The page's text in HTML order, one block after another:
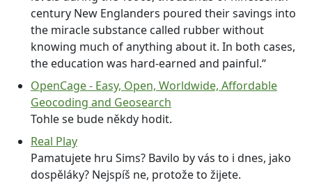
century New Englanders poured their savings into
the miracle substance called rubber without
knowing much of anything about it. In both cases,
the education was hard-earned and painful.“
OpenCage - Easy, Open, Worldwide, Affordable
Geocoding and Geosearch
Tohle se bude někdy hodit.
Real Play
Pamatujete hru Sims? Bavilo by vás to i dnes, jako
dospěláky? Nejspíš ne, protože to žijete.